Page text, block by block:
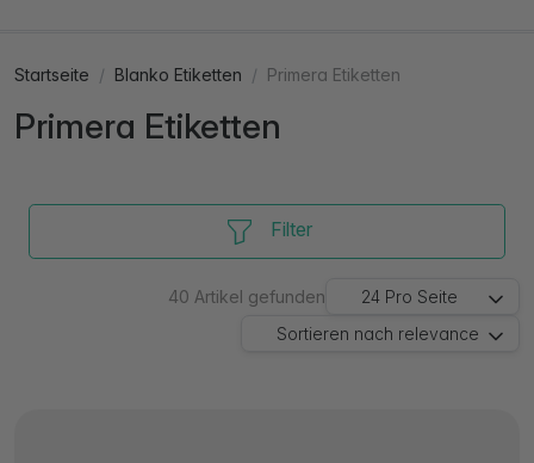
Startseite Blanko Etiketten Primera Etiketten
Primera Etiketten
Filter
40 Artikel gefunden 24 Pro Seite
Sortieren nach relevance